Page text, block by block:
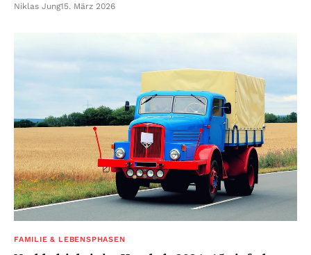
Niklas Jung15. März 2026
FAMILIE & LEBENSPHASEN